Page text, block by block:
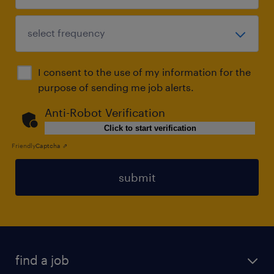
I consent to the use of my information for the
purpose of sending me job alerts.
Anti-Robot Verification
Click to start verification
FriendlyCaptcha ⇗
submit
find a job